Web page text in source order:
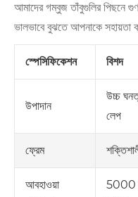
আমাদের গম্বুজ তাঁবুগুলির পিছনে
ভালভাবে বুঝতে আপনাকে সহায়তা
স্পেসিফিকেশন বিশদ
উপাদান
উচ্চ
লেপ
ফ্রেম
আবহাওয়া
5000